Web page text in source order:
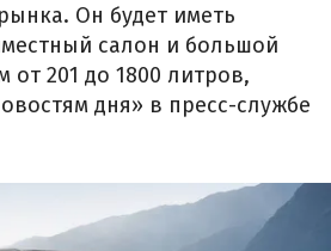
Он будет иметь
салон и большой
от 201 до 1800 литров,
дня» в пресс-службе